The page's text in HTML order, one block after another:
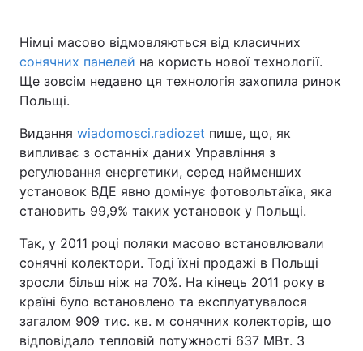
Україна Політика
Економіка
Спорт
Лайт
Зброя Інциденти
Здоров'я Туризм
Цікавинки Погода
Екологія Регіони
Лонгріди
Німці масово відмовляються від класичних
сонячних панелей на користь нової технології.
Ще зовсім недавно ця технологія захопила ринок
Польщі.
Видання wiadomosci.radiozet пише, що, як
випливає з останніх даних Управління з
регулювання енергетики, серед найменших
установок ВДЕ явно домінує фотовольтаїка, яка
становить 99,9% таких установок у Польщі.
Так, у 2011 році поляки масово встановлювали
сонячні колектори. Тоді їхні продажі в Польщі
зросли більш ніж на 70%. На кінець 2011 року в
країні було встановлено та експлуатувалося
загалом 909 тис. кв. м сонячних колекторів, що
відповідало тепловій потужності 637 МВт. З